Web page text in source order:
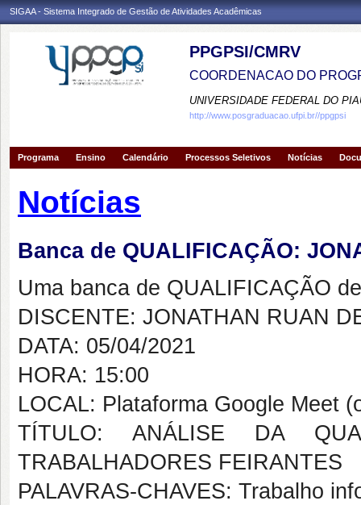
SIGAA - Sistema Integrado de Gestão de Atividades Acadêmicas
PPGPSI/CMRV
COORDENACAO DO
UNIVERSIDADE FEDERAL DO
http://www.posgraduacao.ufpi.br//ppgpsi
Programa Ensino Calendário Processos Seletivos Notícias
Notícias
Banca de QUALIFICAÇÃO:
Uma banca de QUALIFICAÇÃO
DISCENTE: JONATHAN RUAN
DATA: 05/04/2021
HORA: 15:00
LOCAL: Plataforma Google Meet
TÍTULO: ANÁLISE DA
TRABALHADORES FEIRANTES
PALAVRAS-CHAVES: Trabalho